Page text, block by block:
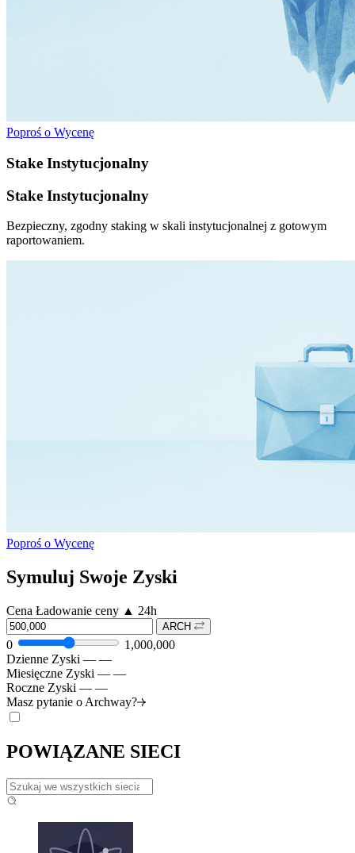
Poproś o Wycenę
Stake Instytucjonalny
Stake Instytucjonalny
Bezpieczny, zgodny staking w skali instytucjonalnej z gotowym
raportowaniem.
Poproś o Wycenę
Symuluj Swoje Zyski
Cena Ładowanie ceny ▲ 24h
ARCH
0
1,000,000
Dzienne Zyski — —
Miesięczne Zyski — —
Roczne Zyski — —
Masz pytanie o Archway?
POWIĄZANE SIECI